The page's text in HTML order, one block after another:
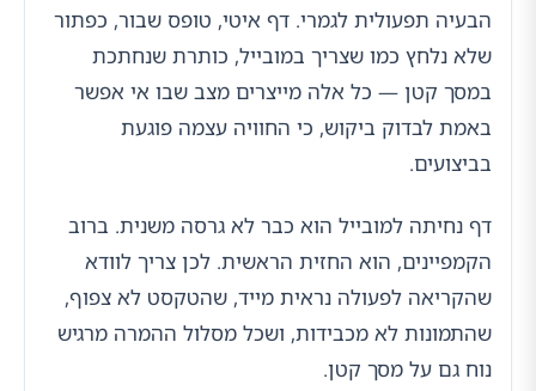
הבעיה תפעולית לגמרי. דף איטי, טופס שבור, כפתור
שלא נלחץ כמו שצריך במובייל, כותרת שנחתכת
במסך קטן — כל אלה מייצרים מצב שבו אי אפשר
באמת לבדוק ביקוש, כי החוויה עצמה פוגעת
בביצועים.
דף נחיתה למובייל הוא כבר לא גרסה משנית. ברוב
הקמפיינים, הוא החזית הראשית. לכן צריך לוודא
שהקריאה לפעולה נראית מייד, שהטקסט לא צפוף,
שהתמונות לא מכבידות, ושכל מסלול ההמרה מרגיש
נוח גם על מסך קטן.